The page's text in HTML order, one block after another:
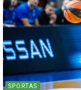
SPORTAS